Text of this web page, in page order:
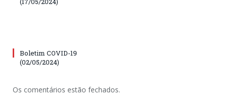
Boletim COVID-19
(02/05/2024)
Os comentários estão fechados.